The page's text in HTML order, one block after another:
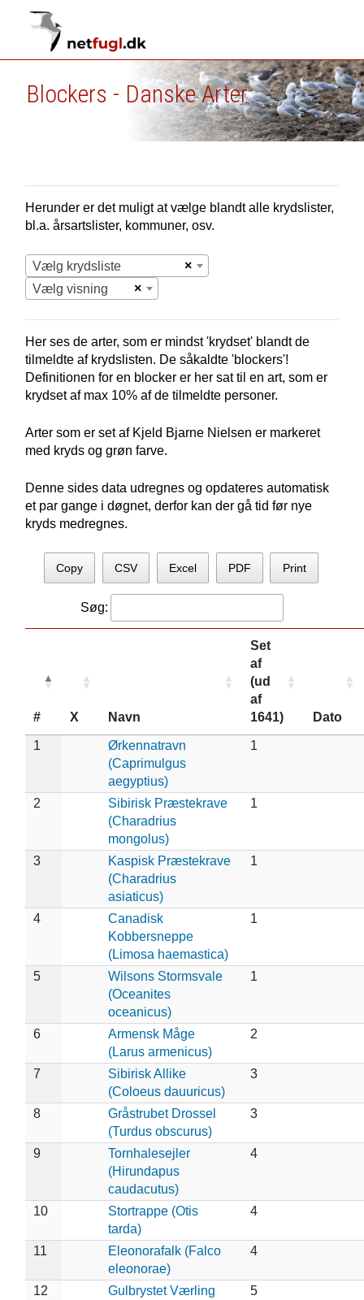
Blockers - Danske Arter
Herunder er det muligt at vælge blandt alle krydslister,
bl.a. årsartslister, kommuner, osv.
×
Vælg krydsliste
×
Vælg visning
Her ses de arter, som er mindst 'krydset' blandt de
tilmeldte af krydslisten. De såkaldte 'blockers'!
Definitionen for en blocker er her sat til en art, som er
krydset af max 10% af de tilmeldte personer.
Arter som er set af Kjeld Bjarne Nielsen er markeret
med kryds og grøn farve.
Denne sides data udregnes og opdateres automatisk
et par gange i døgnet, derfor kan der gå tid før nye
kryds medregnes.
Copy CSV Excel PDF Print
Søg:
# X Navn
Set
af
(ud
af
1641)
Dato
1
Ørkennatravn
(Caprimulgus
aegyptius)
1
2
Sibirisk Præstekrave
(Charadrius
mongolus)
1
3
Kaspisk Præstekrave
(Charadrius
asiaticus)
1
4
Canadisk
Kobbersneppe
(Limosa haemastica)
1
5
Wilsons Stormsvale
(Oceanites
oceanicus)
1
6
Armensk Måge
(Larus armenicus)
2
7
Sibirisk Allike
(Coloeus dauuricus)
3
8
Gråstrubet Drossel
(Turdus obscurus)
3
9
Tornhalesejler
(Hirundapus
caudacutus)
4
10
Stortrappe (Otis
tarda)
4
11
Eleonorafalk (Falco
eleonorae)
4
12
Gulbrystet Værling
5